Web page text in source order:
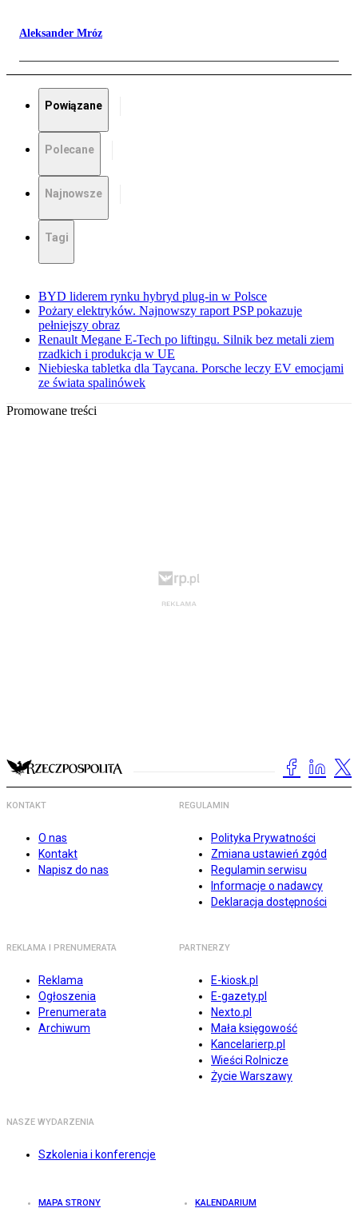
Aleksander Mróz
Powiązane
Polecane
Najnowsze
Tagi
BYD liderem rynku hybryd plug-in w Polsce
Pożary elektryków. Najnowszy raport PSP pokazuje
pełniejszy obraz
Renault Megane E-Tech po liftingu. Silnik bez metali ziem
rzadkich i produkcja w UE
Niebieska tabletka dla Taycana. Porsche leczy EV emocjami
ze świata spalinówek
Promowane treści
KONTAKT
O nas
Kontakt
Napisz do nas
REGULAMIN
Polityka Prywatności
Zmiana ustawień zgód
Regulamin serwisu
Informacje o nadawcy
Deklaracja dostępności
REKLAMA I PRENUMERATA
Reklama
Ogłoszenia
Prenumerata
Archiwum
PARTNERZY
E-kiosk.pl
E-gazety.pl
Nexto.pl
Mała księgowość
Kancelarierp.pl
Wieści Rolnicze
Życie Warszawy
NASZE WYDARZENIA
Szkolenia i konferencje
MAPA STRONY KALENDARIUM